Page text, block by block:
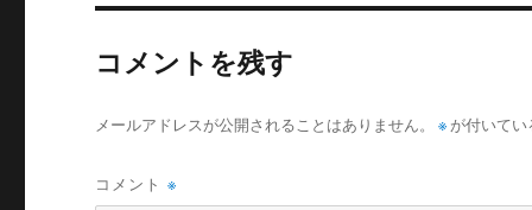
コメントを残す
メールアドレスが公開されることはありません。 ※ が付いて
コメント※